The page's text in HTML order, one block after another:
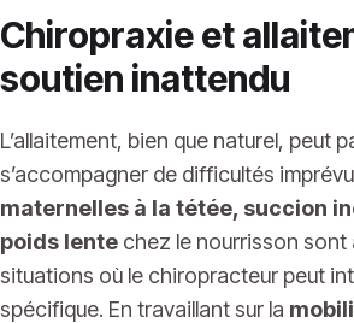
Chiropraxie et
soutien inattendu
L’allaitement, bien que naturel, peut
s’accompagner de difficultés
maternelles à la tétée, succion
poids lente chez le nourrisson sont
situations où le chiropracteur peut
spécifique. En travaillant sur la